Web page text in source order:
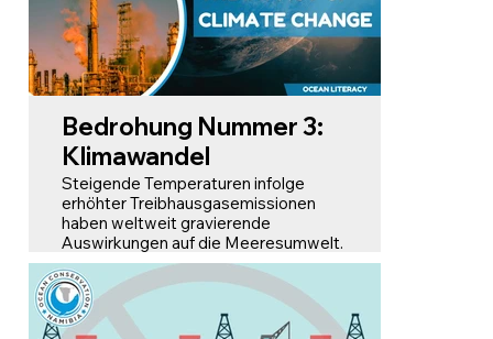
größte Ansammlung von Plastik im
Meer weltweit. Er ist dreimal so groß
wie Frankreich!
Bedrohung Nummer 3:
Klimawandel
Steigende Temperaturen infolge
erhöhter Treibhausgasemissionen
haben weltweit gravierende
Auswirkungen auf die Meeresumwelt.
Veränderte Meerestemperaturen und
-strömungen stören die Verbreitung
von Meeresarten, bringen
Nahrungsketten aus dem